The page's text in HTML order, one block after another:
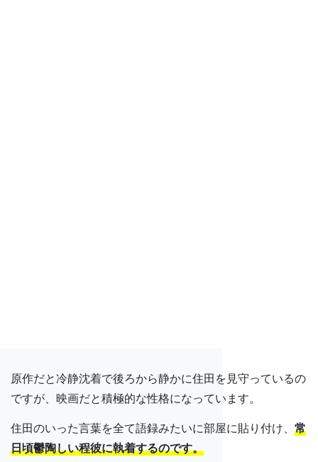
原作だと冷静沈着で後ろから静かに住田を見守っているの
ですが、映画だと積極的な性格になっています。
住田のいった言葉を全て語録みたいに部屋に貼り付け、 常
日頃鬱陶しい程彼に執着するのです。